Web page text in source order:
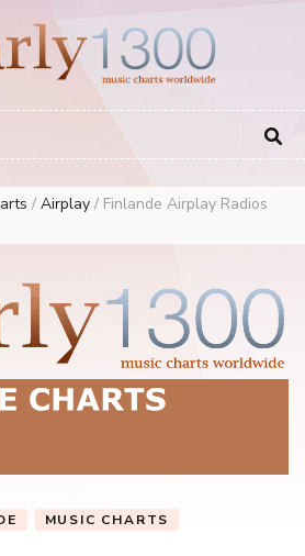
USA and Australia
/ Airplay / Finlande Airplay Radios
MUSIC CHARTS